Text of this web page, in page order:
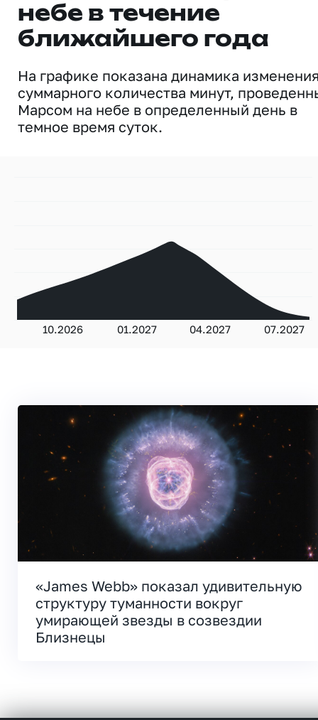
небе в течение
ближайшего года
На графике показана динамика
суммарного количества минут,
Марсом на небе в определенный день в
темное время суток.
10.2026 01.2027 04.2027 07.2027
«James Webb» показал удивительную
структуру туманности вокруг
умирающей звезды в созвездии
Близнецы